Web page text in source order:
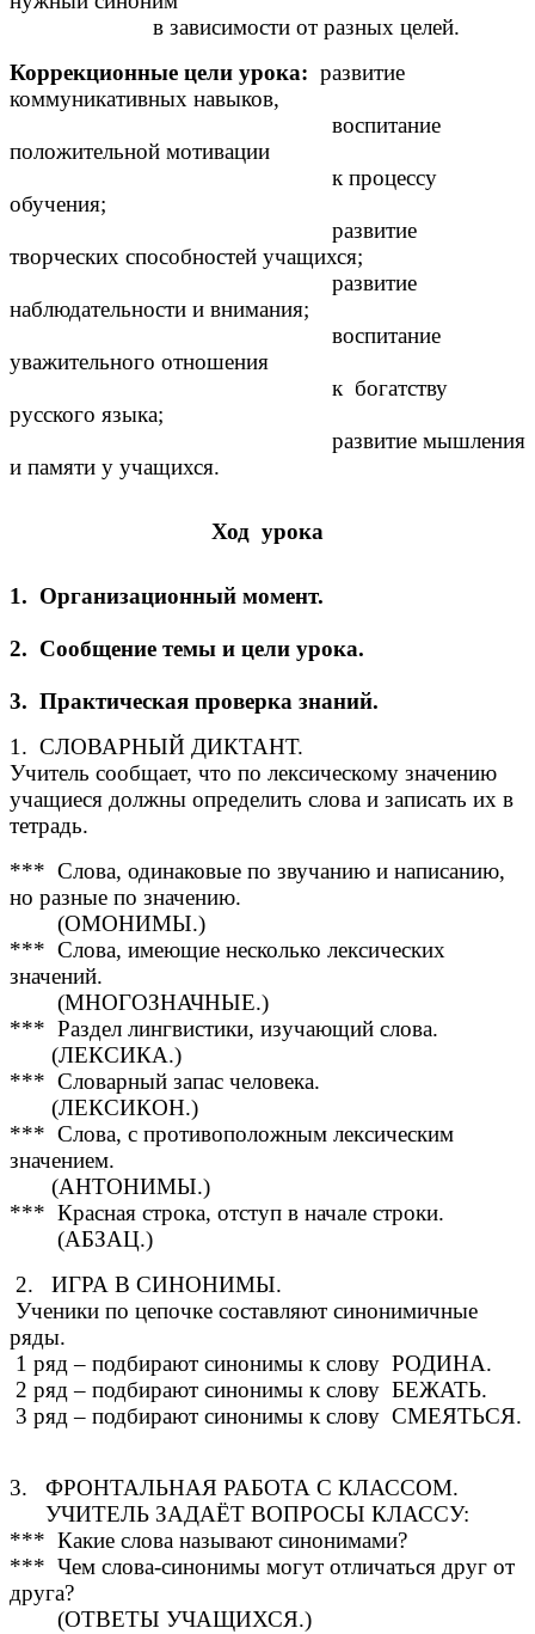
в зависимости от разных целей.
Коррекционные цели урока: развитие
коммуникативных навыков,
воспитание
положительной мотивации
к процессу
обучения;
развитие
творческих способностей учащихся;
развитие
наблюдательности и внимания;
воспитание
уважительного отношения
к богатству
русского языка;
развитие мышления
и памяти у учащихся.
Ход урока
1. Организационный момент.
2. Сообщение темы и цели урока.
3. Практическая проверка знаний.
1. СЛОВАРНЫЙ ДИКТАНТ.
Учитель сообщает, что по лексическому значению
учащиеся должны определить слова и записать их в
тетрадь.
*** Слова, одинаковые по звучанию и написанию,
но разные по значению.
(ОМОНИМЫ.)
*** Слова, имеющие несколько лексических
значений.
(МНОГОЗНАЧНЫЕ.)
*** Раздел лингвистики, изучающий слова.
(ЛЕКСИКА.)
*** Словарный запас человека.
(ЛЕКСИКОН.)
*** Слова, с противоположным лексическим
значением.
(АНТОНИМЫ.)
*** Красная строка, отступ в начале строки.
(АБЗАЦ.)
2. ИГРА В СИНОНИМЫ.
Ученики по цепочке составляют синонимичные
ряды.
1 ряд – подбирают синонимы к слову РОДИНА.
2 ряд – подбирают синонимы к слову БЕЖАТЬ.
3 ряд – подбирают синонимы к слову СМЕЯТЬСЯ.
3. ФРОНТАЛЬНАЯ РАБОТА С КЛАССОМ.
УЧИТЕЛЬ ЗАДАЁТ ВОПРОСЫ КЛАССУ:
*** Какие слова называют синонимами?
*** Чем слова-синонимы могут отличаться друг от
друга?
(ОТВЕТЫ УЧАЩИХСЯ.)